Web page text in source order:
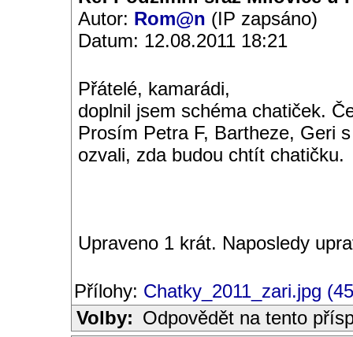
Autor: Rom@n (IP zapsáno)
Datum: 12.08.2011 18:21
Přátelé, kamarádi,
doplnil jsem schéma chatiček.
Prosím Petra F, Bartheze, Geri
ozvali, zda budou chtít chatičku.
Upraveno 1 krát. Naposledy
Přílohy: Chatky_2011_zari.jpg
Volby: Odpovědět na tento